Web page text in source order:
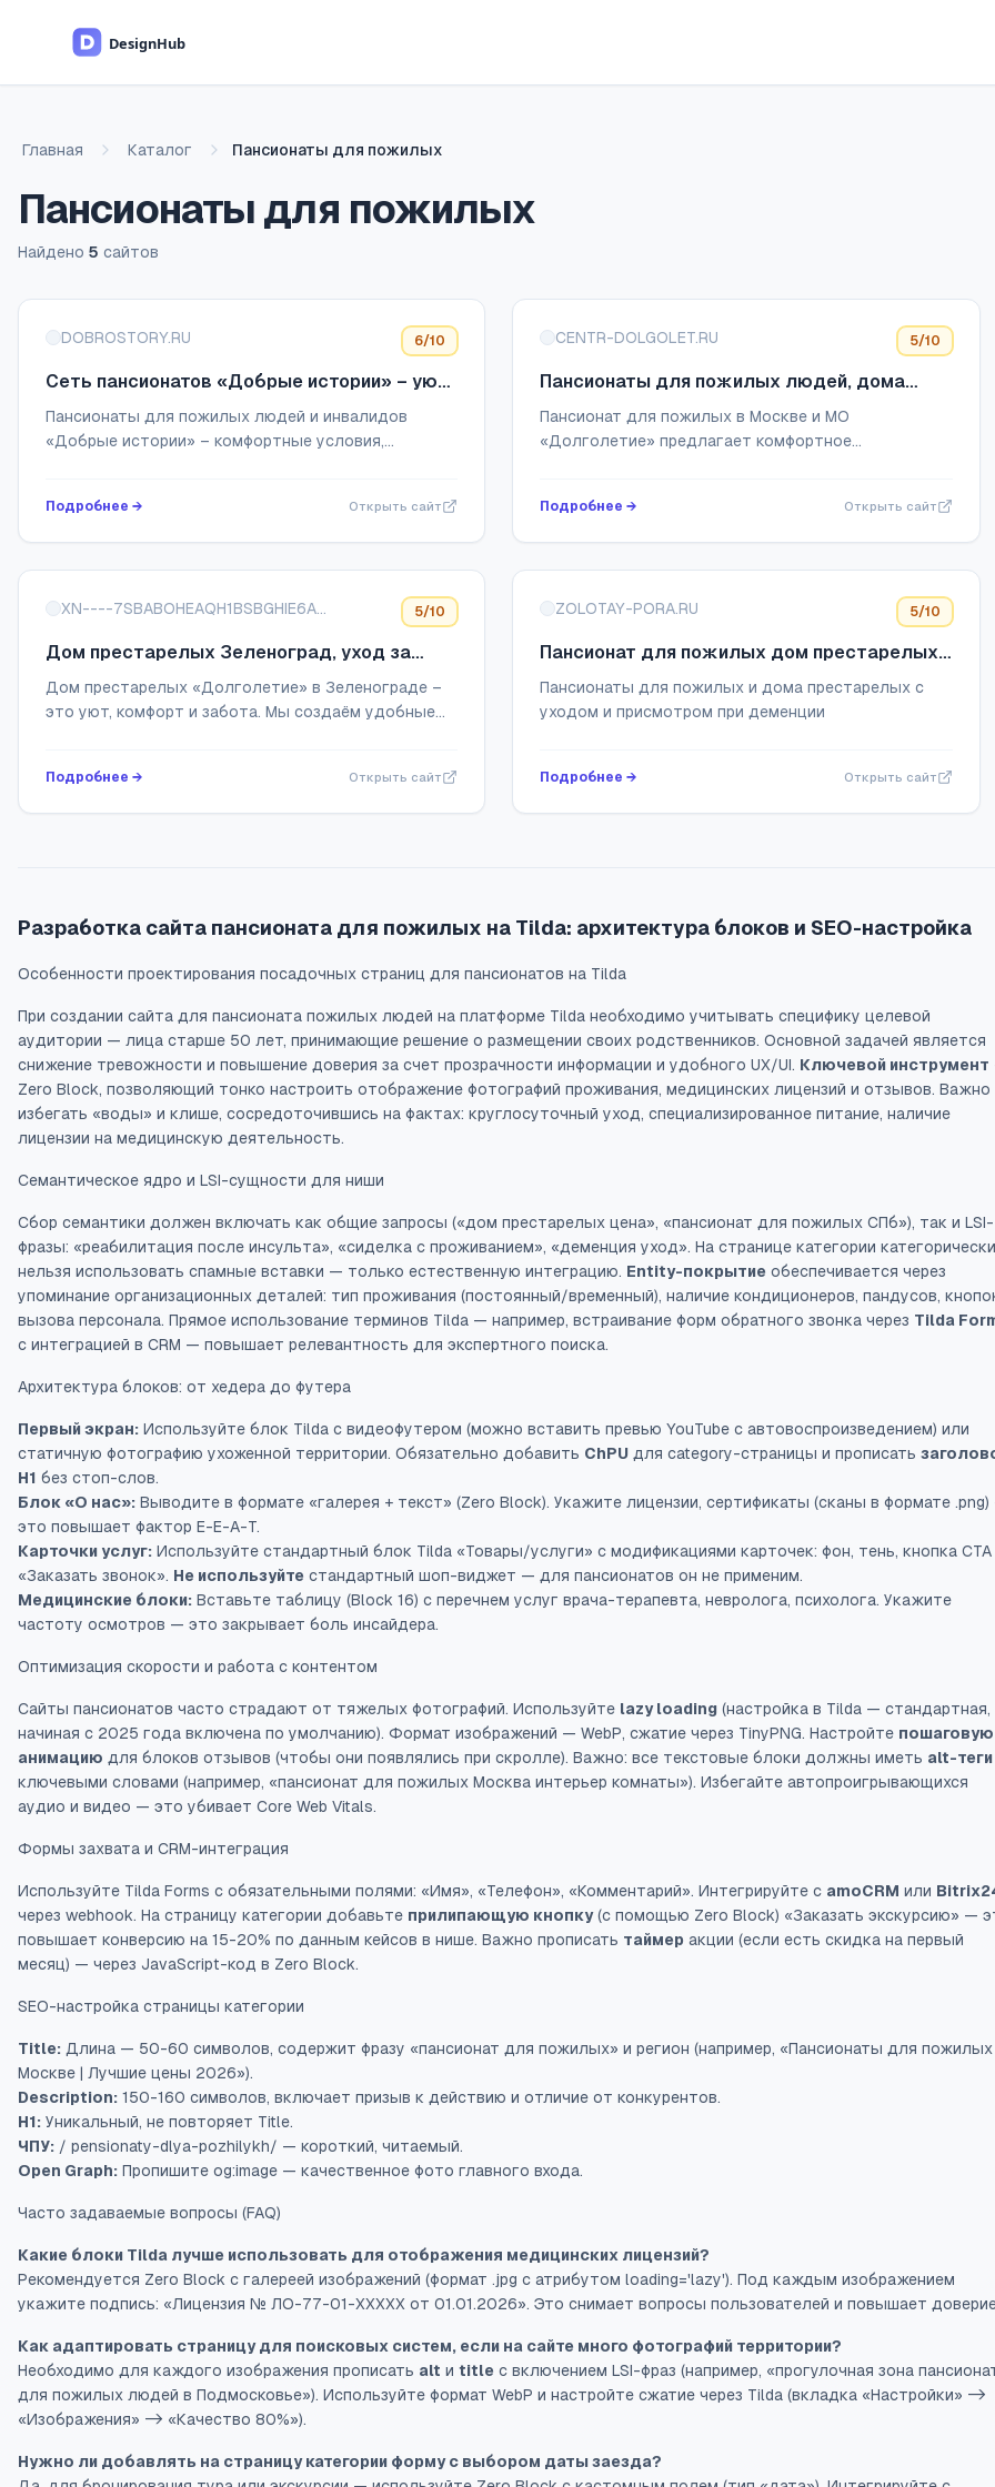
Главная Каталог Пансионаты для пожилых
Пансионаты для пожилых
Найдено 5 сайтов
Список сайтов
DOBROSTORY.RU 6/10
Сеть пансионатов «Добрые истории» – уют
и забота для ваших близких
Пансионаты для пожилых людей и инвалидов
«Добрые истории» – комфортные условия,
Подробнее → Открыть сайт
CENTR-DOLGOLET.RU 5/10
Пансионаты для пожилых людей, дома
престарелых «Долголетие» в городах
Видное, Клин, Зеленоград
Пансионат для пожилых в Москве и МО
«Долголетие» предлагает комфортное
сбалансированное питание и орган...
Подробнее → Открыть сайт
5/10
Дом престарелых Зеленоград, уход за
пожилыми людьми
Дом престарелых «Долголетие» в Зеленограде –
это уют, комфорт и забота. Мы создаём удобные
Нас выби...
Подробнее → Открыть сайт
ZOLOTAY-PORA.RU 5/10
Пансионат для пожилых дом престарелых
с уходом в Москве и Подмосковье
Пансионаты для пожилых и дома престарелых с
уходом и присмотром при деменции
Подробнее → Открыть сайт
Разработка сайта пансионата для пожилых на Tilda: архитектура блоков и SEO-настройка
Особенности проектирования посадочных страниц для пансионатов на Tilda
При создании сайта для пансионата пожилых людей на платформе Tilda необходимо учитывать специфику целевой
аудитории — лица старше 50 лет, принимающие решение о размещении своих родственников. Основной задачей является
снижение тревожности и повышение доверия за счет прозрачности информации и удобного UX/UI. Ключевой инструмент
Zero Block, позволяющий тонко настроить отображение фотографий проживания, медицинских лицензий и отзывов. Важно
избегать «воды» и клише, сосредоточившись на фактах: круглосуточный уход, специализированное питание, наличие
лицензии на медицинскую деятельность.
Семантическое ядро и LSI-сущности для ниши
Сбор семантики должен включать как общие запросы («дом престарелых цена», «пансионат для пожилых СПб»), так и LSI-
фразы: «реабилитация после инсульта», «сиделка с проживанием», «деменция уход». На странице категории категорически
нельзя использовать спамные вставки — только естественную интеграцию. Entity-покрытие обеспечивается через
упоминание организационных деталей: тип проживания (постоянный/временный), наличие кондиционеров, пандусов,
вызова персонала. Прямое использование терминов Tilda — например, встраивание форм обратного звонка через Tilda
с интеграцией в CRM — повышает релевантность для экспертного поиска.
Архитектура блоков: от хедера до футера
Первый экран: Используйте блок Tilda с видеофутером (можно вставить превью YouTube с автовоспроизведением) или
статичную фотографию ухоженной территории. Обязательно добавить ChPU для category-страницы и прописать
H1 без стоп-слов.
Блок «О нас»: Выводите в формате «галерея + текст» (Zero Block). Укажите лицензии, сертификаты (сканы в формате
это повышает фактор E-E-A-T.
Карточки услуг: Используйте стандартный блок Tilda «Товары/услуги» с модификациями карточек: фон, тень, кнопка CTA
«Заказать звонок». Не используйте стандартный шоп-виджет — для пансионатов он не применим.
Медицинские блоки: Вставьте таблицу (Block 16) с перечнем услуг врача-терапевта, невролога, психолога. Укажите
частоту осмотров — это закрывает боль инсайдера.
Оптимизация скорости и работа с контентом
Сайты пансионатов часто страдают от тяжелых фотографий. Используйте lazy loading (настройка в Tilda — стандартная,
начиная с 2025 года включена по умолчанию). Формат изображений — WebP, сжатие через TinyPNG. Настройте пошаговую
анимацию для блоков отзывов (чтобы они появлялись при скролле). Важно: все текстовые блоки должны иметь alt-теги
ключевыми словами (например, «пансионат для пожилых Москва интерьер комнаты»). Избегайте автопроигрывающихся
аудио и видео — это убивает Core Web Vitals.
Формы захвата и CRM-интеграция
Используйте Tilda Forms с обязательными полями: «Имя», «Телефон», «Комментарий». Интегрируйте с amoCRM или
через webhook. На страницу категории добавьте прилипающую кнопку(с помощью Zero Block) «Заказать экскурсию» —
повышает конверсию на 15-20% по данным кейсов в нише. Важно прописать таймер акции (если есть скидка на первый
месяц) — через JavaScript-код в Zero Block.
SEO-настройка страницы категории
Title: Длина — 50-60 символов, содержит фразу «пансионат для пожилых» и регион (например, «Пансионаты для пожилых
Москве | Лучшие цены 2026»).
Description: 150-160 символов, включает призыв к действию и отличие от конкурентов.
H1: Уникальный, не повторяет Title.
ЧПУ: / pensionaty-dlya-pozhilykh/ — короткий, читаемый.
Open Graph: Пропишите og:image — качественное фото главного входа.
Часто задаваемые вопросы (FAQ)
Какие блоки Tilda лучше использовать для отображения медицинских лицензий?
Рекомендуется Zero Block с галереей изображений (формат .jpg с атрибутом loading='lazy'). Под каждым изображением
укажите подпись: «Лицензия № ЛО-77-01-XXXXX от 01.01.2026». Это снимает вопросы пользователей и повышает
Как адаптировать страницу для поисковых систем, если на сайте много фотографий территории?
Необходимо для каждого изображения прописать alt и title с включением LSI-фраз (например, «прогулочная зона
для пожилых людей в Подмосковье»). Используйте формат WebP и настройте сжатие через Tilda (вкладка «Настройки» ->
«Изображения» -> «Качество 80%»).
Нужно ли добавлять на страницу категории форму с выбором даты заезда?